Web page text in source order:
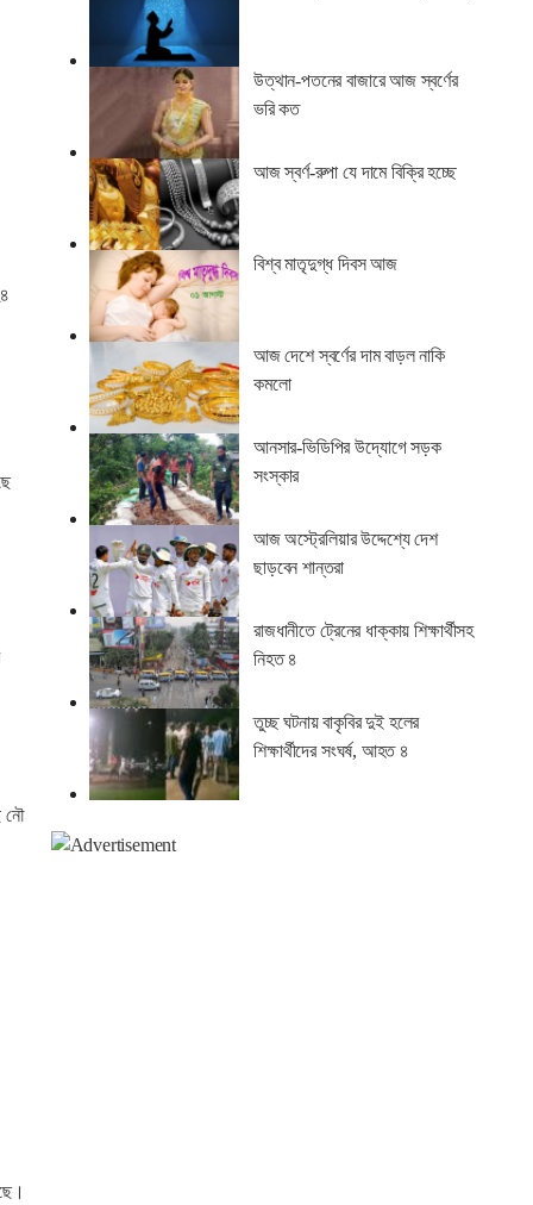
নৌ
উত্থান-পতনের বাজারে আজ স্বর্ণের
ভরি কত
আজ স্বর্ণ-রুপা যে দামে বিক্রি হচ্ছে
বিশ্ব মাতৃদুগ্ধ দিবস আজ
আজ দেশে স্বর্ণের দাম বাড়ল নাকি
কমলো
আনসার-ভিডিপির উদ্যোগে সড়ক
সংস্কার
আজ অস্ট্রেলিয়ার উদ্দেশ্যে দেশ
ছাড়বেন শান্তরা
রাজধানীতে ট্রেনের ধাক্কায় শিক্ষার্থীসহ
নিহত ৪
তুচ্ছ ঘটনায় বাকৃবির দুই হলের
শিক্ষার্থীদের সংঘর্ষ, আহত ৪